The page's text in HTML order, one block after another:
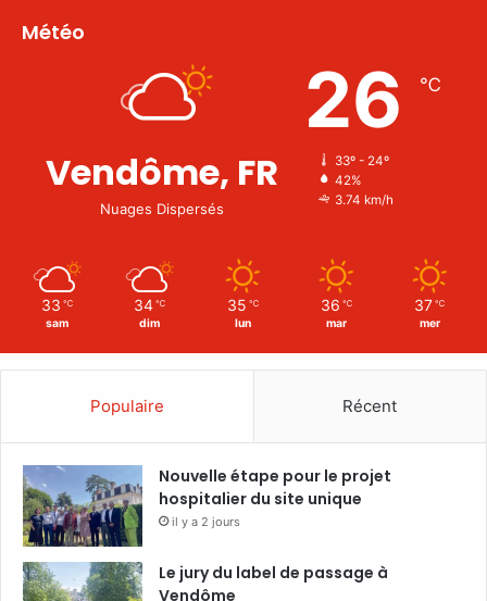
Météo
Vendôme, FR
Nuages Dispersés
26 ℃
33º - 24º
42%
3.74 km/h
33 ℃
sam
34 ℃
dim
35 ℃
lun
36 ℃
mar
37 ℃
mer
Populaire Récent
Nouvelle étape pour le projet
hospitalier du site unique
il y a 2 jours
Le jury du label de passage à
Vendôme